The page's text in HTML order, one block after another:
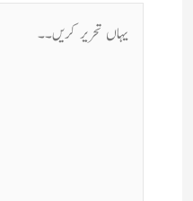
یہاں
تحریر